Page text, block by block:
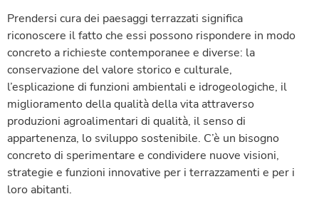
Prendersi cura dei paesaggi terrazzati significa
riconoscere il fatto che essi possono rispondere in modo
concreto a richieste contemporanee e diverse: la
conservazione del valore storico e culturale,
l’esplicazione di funzioni ambientali e idrogeologiche, il
miglioramento della qualità della vita attraverso
produzioni agroalimentari di qualità, il senso di
appartenenza, lo sviluppo sostenibile. C’è un bisogno
concreto di sperimentare e condividere nuove visioni,
strategie e funzioni innovative per i terrazzamenti e per i
loro abitanti.